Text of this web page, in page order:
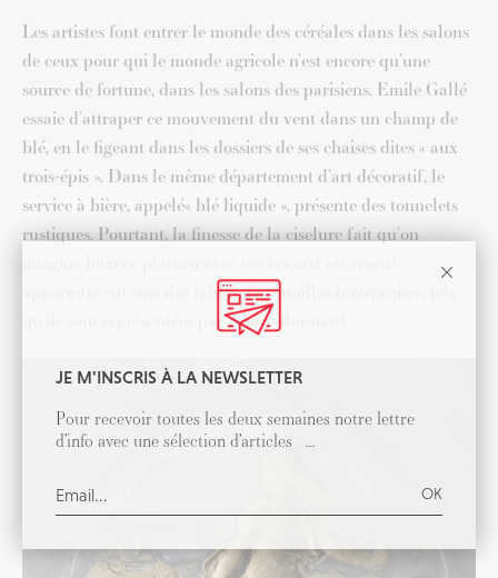
Les artistes font entrer le monde des céréales dans les salons
de ceux pour qui le monde agricole n’est encore qu’une
source de fortune, dans les salons des parisiens. Emile Gallé
essaie d’attraper ce mouvement du vent dans un champ de
blé, en le figeant dans les dossiers de ses chaises dites « aux
trois-épis ». Dans le même département d’art décoratif, le
service à bière, appelé« blé liquide », présente des tonnelets
rustiques. Pourtant, la finesse de la ciselure fait qu’on
apparaitre sur une des tables des familles bourgeoises, tels
qu’ils sont représentées par André Bonnard.
JE M'INSCRIS À LA NEWSLETTER
Pour recevoir toutes les deux semaines notre lettre
d’info avec une sélection d’articles …